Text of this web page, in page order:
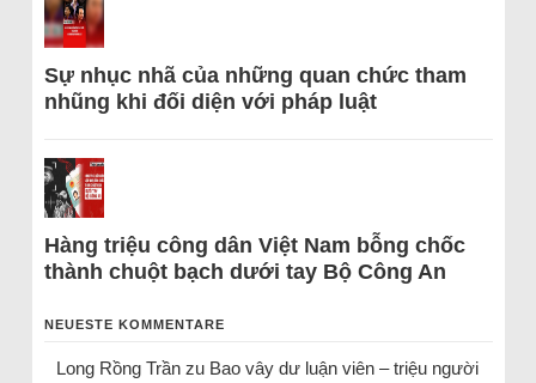
Sự nhục nhã của những quan chức tham
nhũng khi đối diện với pháp luật
Hàng triệu công dân Việt Nam bỗng chốc
thành chuột bạch dưới tay Bộ Công An
NEUESTE KOMMENTARE
Long Rồng Trầnzu Bao vây dư luận viên – triệu người